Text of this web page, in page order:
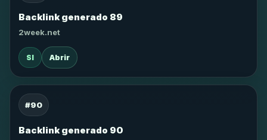
Backlink generado 89
2week.net
SI Abrir
#90
Backlink generado 90